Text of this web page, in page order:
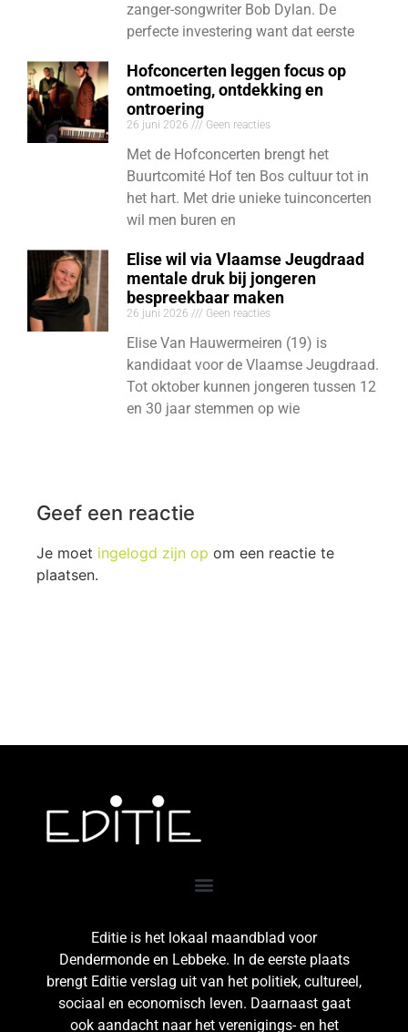
zanger-songwriter Bob Dylan. De
perfecte investering want dat eerste
Hofconcerten leggen focus op
ontmoeting, ontdekking en
ontroering
26 juni 2026 Geen reacties
Met de Hofconcerten brengt het
Buurtcomité Hof ten Bos cultuur tot in
het hart. Met drie unieke tuinconcerten
wil men buren en
Elise wil via Vlaamse Jeugdraad
mentale druk bij jongeren
bespreekbaar maken
26 juni 2026 Geen reacties
Elise Van Hauwermeiren (19) is
kandidaat voor de Vlaamse Jeugdraad.
Tot oktober kunnen jongeren tussen 12
en 30 jaar stemmen op wie
Geef een reactie
Je moet ingelogd zijn op om een reactie te
plaatsen.
Editie is het lokaal maandblad voor
Dendermonde en Lebbeke. In de eerste plaats
brengt Editie verslag uit van het politiek, cultureel,
sociaal en economisch leven. Daarnaast gaat
ook aandacht naar het verenigings- en het